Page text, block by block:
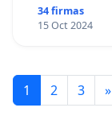
34 firmas
15 Oct 2024
1 2 3 »